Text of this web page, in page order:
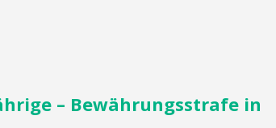
– Bewährungsstrafe in